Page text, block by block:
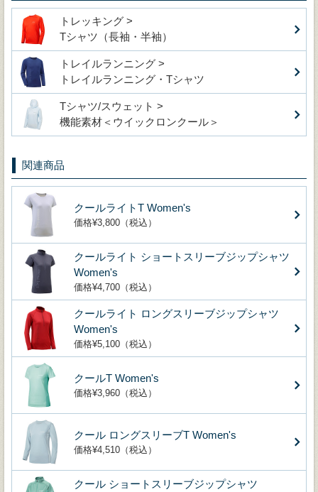
トレッキング >
Tシャツ（長袖・半袖）
トレイルランニング >
トレイルランニング・Tシャツ
Tシャツ/スウェット >
機能素材＜ウイックロンクール＞
関連商品
クールライトT Women's
価格¥3,800（税込）
クールライト ショートスリーブジップシャツ
Women's
価格¥4,700（税込）
クールライト ロングスリーブジップシャツ
Women's
価格¥5,100（税込）
クールT Women's
価格¥3,960（税込）
クール ロングスリーブT Women's
価格¥4,510（税込）
クール ショートスリーブジップシャツ